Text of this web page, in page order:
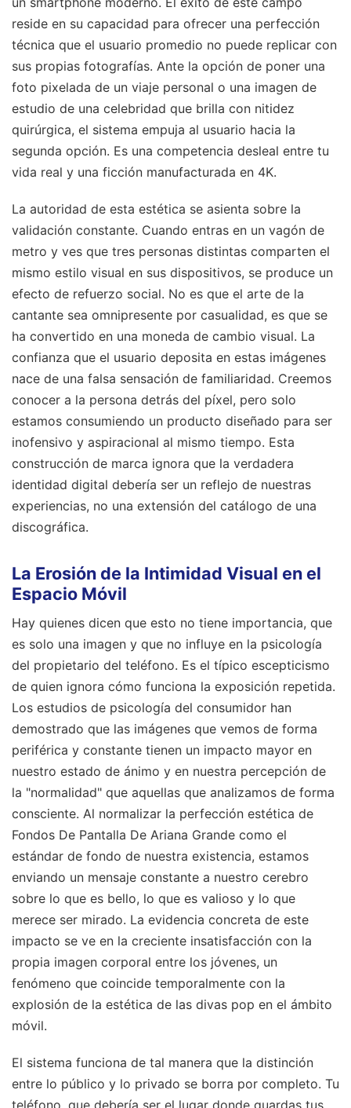
reside en su capacidad para ofrecer una perfección
técnica que el usuario promedio no puede replicar con
sus propias fotografías. Ante la opción de poner una
foto pixelada de un viaje personal o una imagen de
estudio de una celebridad que brilla con nitidez
quirúrgica, el sistema empuja al usuario hacia la
segunda opción. Es una competencia desleal entre tu
vida real y una ficción manufacturada en 4K.
La autoridad de esta estética se asienta sobre la
validación constante. Cuando entras en un vagón de
metro y ves que tres personas distintas comparten el
mismo estilo visual en sus dispositivos, se produce un
efecto de refuerzo social. No es que el arte de la
cantante sea omnipresente por casualidad, es que se
ha convertido en una moneda de cambio visual. La
confianza que el usuario deposita en estas imágenes
nace de una falsa sensación de familiaridad. Creemos
conocer a la persona detrás del píxel, pero solo
estamos consumiendo un producto diseñado para ser
inofensivo y aspiracional al mismo tiempo. Esta
construcción de marca ignora que la verdadera
identidad digital debería ser un reflejo de nuestras
experiencias, no una extensión del catálogo de una
discográfica.
La Erosión de la Intimidad Visual en el
Espacio Móvil
Hay quienes dicen que esto no tiene importancia, que
es solo una imagen y que no influye en la psicología
del propietario del teléfono. Es el típico escepticismo
de quien ignora cómo funciona la exposición repetida.
Los estudios de psicología del consumidor han
demostrado que las imágenes que vemos de forma
periférica y constante tienen un impacto mayor en
nuestro estado de ánimo y en nuestra percepción de
la "normalidad" que aquellas que analizamos de forma
consciente. Al normalizar la perfección estética de
Fondos De Pantalla De Ariana Grande como el
estándar de fondo de nuestra existencia, estamos
enviando un mensaje constante a nuestro cerebro
sobre lo que es bello, lo que es valioso y lo que
merece ser mirado. La evidencia concreta de este
impacto se ve en la creciente insatisfacción con la
propia imagen corporal entre los jóvenes, un
fenómeno que coincide temporalmente con la
explosión de la estética de las divas pop en el ámbito
móvil.
El sistema funciona de tal manera que la distinción
entre lo público y lo privado se borra por completo. Tu